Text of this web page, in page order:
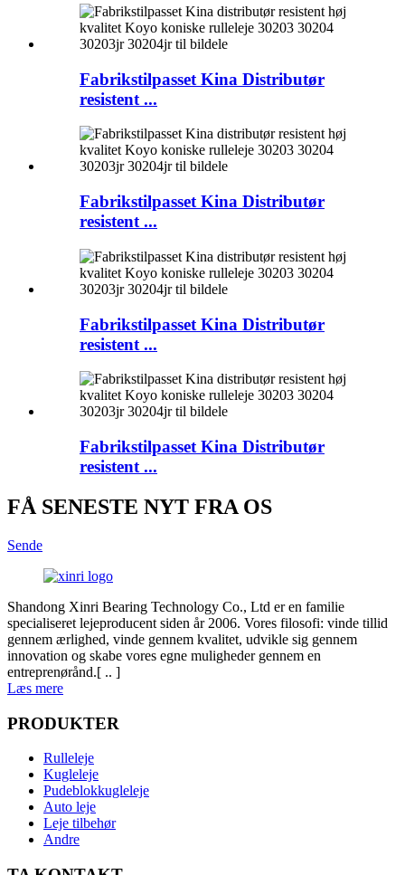
Fabrikstilpasset Kina Distributør
resistent ...
Fabrikstilpasset Kina Distributør
resistent ...
Fabrikstilpasset Kina Distributør
resistent ...
Fabrikstilpasset Kina Distributør
resistent ...
FÅ SENESTE NYT FRA OS
Sende
Shandong Xinri Bearing Technology Co., Ltd er en familie
specialiseret lejeproducent siden år 2006. Vores filosofi: vinde tillid
gennem ærlighed, vinde gennem kvalitet, udvikle sig gennem
innovation og skabe vores egne muligheder gennem en
entreprenørånd.[ .. ]
Læs mere
PRODUKTER
Rulleleje
Kugleleje
Pudeblokkugleleje
Auto leje
Leje tilbehør
Andre